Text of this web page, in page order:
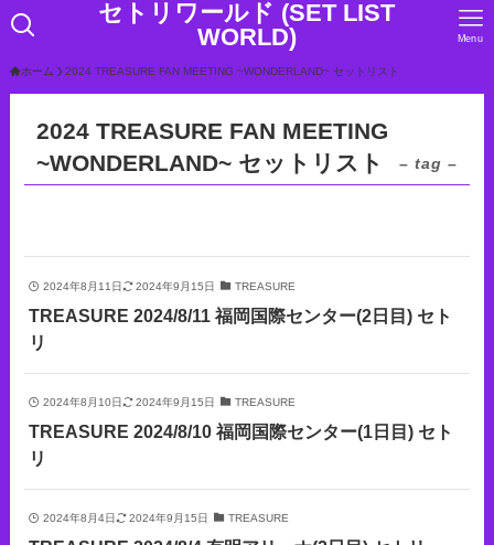
セトリワールド (SET LIST
WORLD)
Menu
ホーム 2024 TREASURE FAN MEETING ~WONDERLAND~ セットリスト
2024 TREASURE FAN MEETING
~WONDERLAND~ セットリスト
– tag –
2024年8月11日 2024年9月15日 TREASURE
TREASURE 2024/8/11 福岡国際センター(2日目) セト
リ
2024年8月10日 2024年9月15日 TREASURE
TREASURE 2024/8/10 福岡国際センター(1日目) セト
リ
2024年8月4日 2024年9月15日 TREASURE